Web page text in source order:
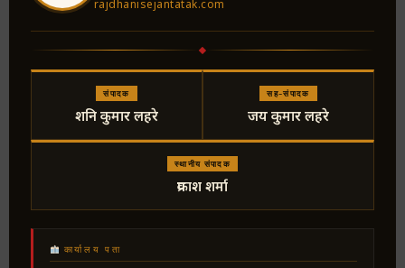
rajdhanisejantatak.com
संपादक
शनि कुमार लहरे
सह-संपादक
जय कुमार लहरे
स्थानीय संपादक
प्रकाश शर्मा
कार्यालय पता